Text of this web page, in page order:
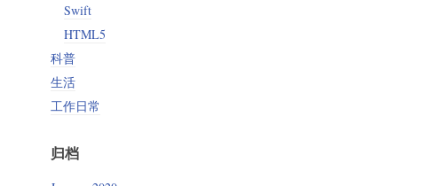
Swift
HTML5
科普
生活
工作日常
归档